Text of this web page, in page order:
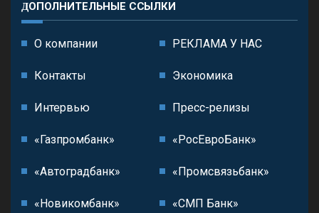
ДОПОЛНИТЕЛЬНЫЕ ССЫЛКИ
О компании РЕКЛАМА У НАС
Контакты Экономика
Интервью Пресс-релизы
«Газпромбанк» «РосЕвроБанк»
«Автоградбанк» «Промсвязьбанк»
«Новикомбанк» «СМП Банк»